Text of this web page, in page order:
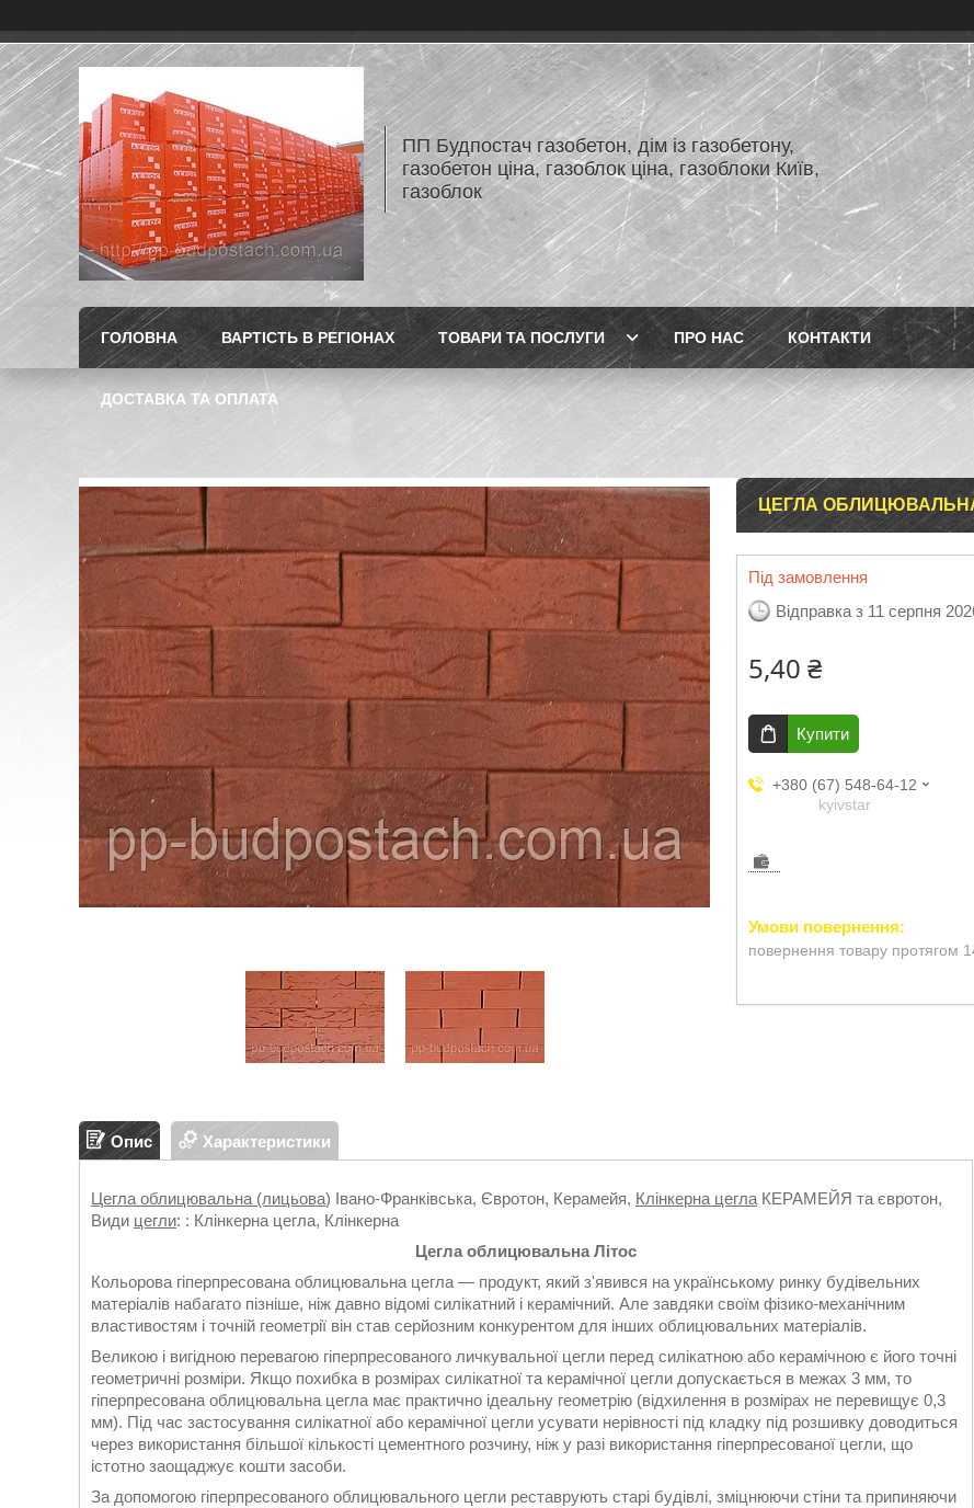
ПП Будпостач газобетон, дім із газобетону,
газобетон ціна, газоблок ціна, газоблоки Київ,
газоблок
ГОЛОВНА ВАРТІСТЬ В РЕГІОНАХ ТОВАРИ ТА ПОСЛУГИ ПРО НАС КОНТАКТИ
ДОСТАВКА ТА ОПЛАТА
ЦЕГЛА
Під замовлення
Відправка з 11 серпня
5,40 ₴
Купити
+380 (67) 548-64-12
kyivstar
повернення товару протягом
Опис Характеристики
Цегла облицювальна (лицьова) Івано-Франківська, Євротон, Керамейя, Клінкерна цегла КЕРАМЕЙЯ та євротон,
Види цегли: : Клінкерна цегла, Клінкерна
Цегла облицювальна Літос
Кольорова гіперпресована облицювальна цегла — продукт, який з'явився на українському ринку будівельних
матеріалів набагато пізніше, ніж давно відомі силікатний і керамічний. Але завдяки своїм фізико-механічним
властивостям і точній геометрії він став серйозним конкурентом для інших облицювальних матеріалів.
Великою і вигідною перевагою гіперпресованого личкувальної цегли перед силікатною або керамічною є його точні
геометричні розміри. Якщо похибка в розмірах силікатної та керамічної цегли допускається в межах 3 мм, то
гіперпресована облицювальна цегла має практично ідеальну геометрію (відхилення в розмірах не перевищує 0,3
мм). Під час застосування силікатної або керамічної цегли усувати нерівності під кладку під розшивку доводиться
через використання більшої кількості цементного розчину, ніж у разі використання гіперпресованої цегли, що
істотно заощаджує кошти засоби.
За допомогою гіперпресованого облицювального цегли реставрують старі будівлі, зміцнюючи стіни та припиняючи